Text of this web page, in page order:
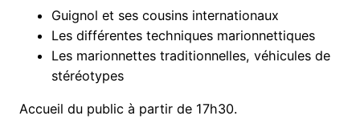
Guignol et ses cousins internationaux
Les différentes techniques marionnettiques
Les marionnettes traditionnelles, véhicules de
stéréotypes
Accueil du public à partir de 17h30.